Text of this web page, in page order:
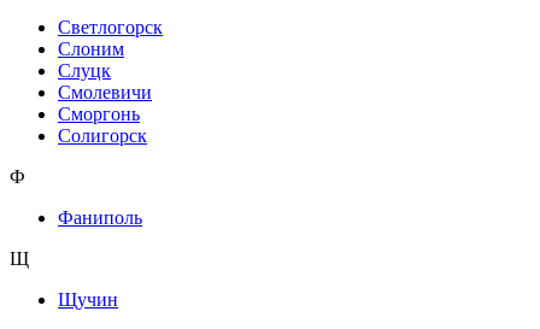
Светлогорск
Слоним
Слуцк
Смолевичи
Сморгонь
Солигорск
Ф
Фаниполь
Щ
Щучин